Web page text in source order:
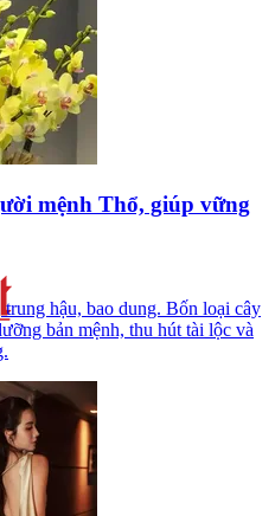
mệnh Thổ, giúp vững
hậu, bao dung. Bốn loại cây
bản mệnh, thu hút tài lộc và